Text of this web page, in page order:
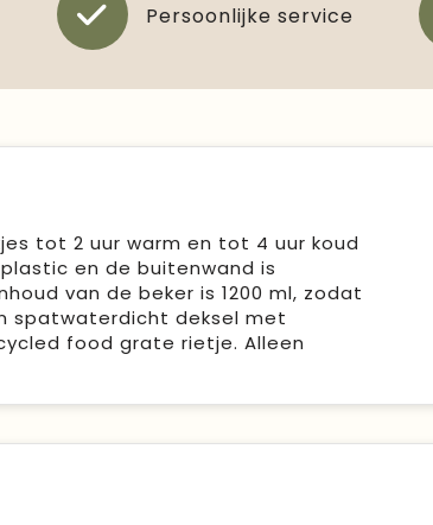
Persoonlijke service
tot 2 uur warm en tot 4 uur koud
en de buitenwand is
van de beker is 1200 ml, zodat
spatwaterdicht deksel met
food grate rietje. Alleen